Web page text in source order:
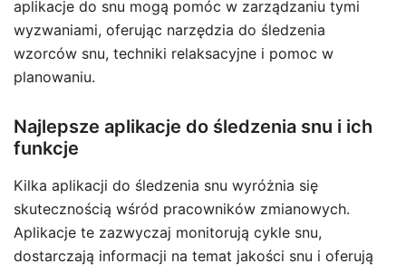
aplikacje do snu mogą pomóc w zarządzaniu tymi
wyzwaniami, oferując narzędzia do śledzenia
wzorców snu, techniki relaksacyjne i pomoc w
planowaniu.
Najlepsze aplikacje do śledzenia snu i ich
funkcje
Kilka aplikacji do śledzenia snu wyróżnia się
skutecznością wśród pracowników zmianowych.
Aplikacje te zazwyczaj monitorują cykle snu,
dostarczają informacji na temat jakości snu i oferują